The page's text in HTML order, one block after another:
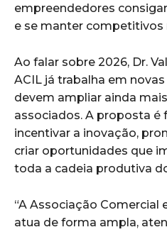
empreendedores
e se manter competitivos
Ao falar sobre 2026, Dr.
ACIL já trabalha em
devem ampliar ainda
associados. A proposta é
incentivar a inovação,
criar oportunidades que
toda a cadeia produtiva
“A Associação Comercial
atua de forma ampla,